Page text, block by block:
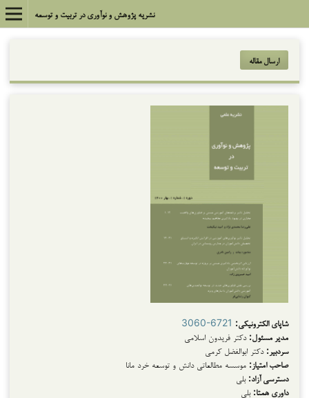
نشریه پژوهش و نوآوری در تربیت و توسعه
ارسال مقاله
شاپای الکترونیکی: 3060-6721
مدیر مسئول: دکتر فریدون اسلامی
سردبیر: دکتر ابوالفضل کرمی
صاحب امتیاز: موسسه مطالعاتی دانش و توسعه خرد مانا
دسترسی آزاد: بلی
داوری همتا: بلی